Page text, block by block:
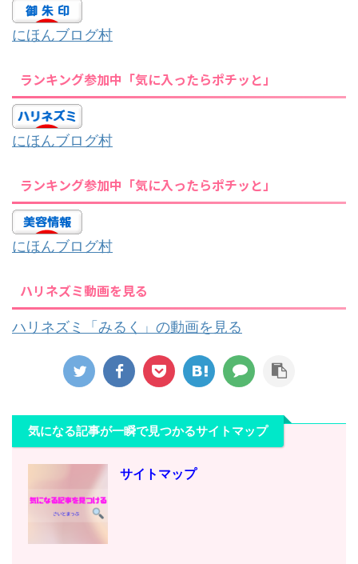
にほんブログ村
ランキング参加中「気に入ったらポチッと」
にほんブログ村
ランキング参加中「気に入ったらポチッと」
にほんブログ村
ハリネズミ動画を見る
ハリネズミ「みるく」の動画を見る
気になる記事が一瞬で見つかるサイトマップ
サイトマップ